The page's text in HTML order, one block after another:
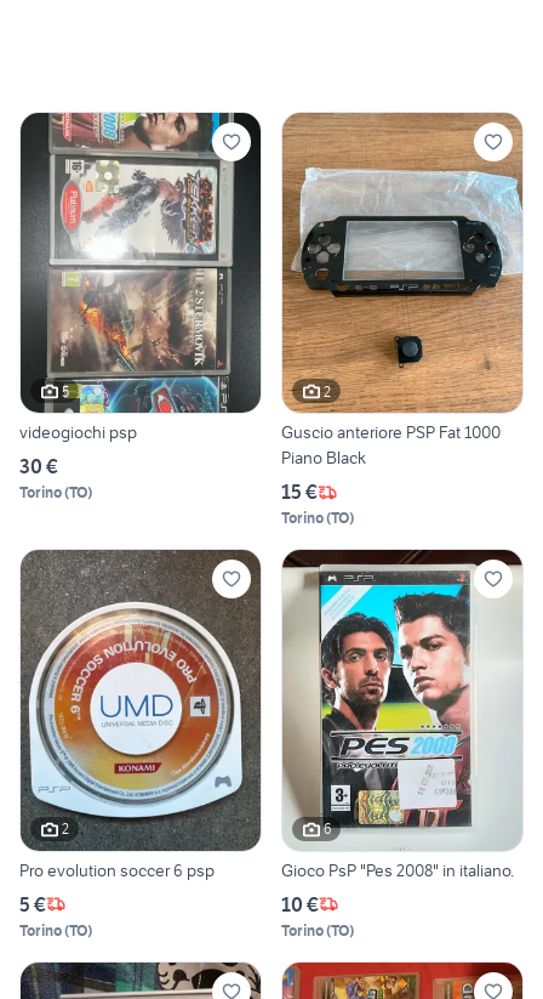
5
videogiochi psp
30 €
Torino(TO)
2
Guscio anteriore PSP Fat 1000
Piano Black
15 €
Torino(TO)
2
Pro evolution soccer 6 psp
5 €
Torino(TO)
6
Gioco PsP "Pes 2008" in italiano.
10 €
Torino(TO)